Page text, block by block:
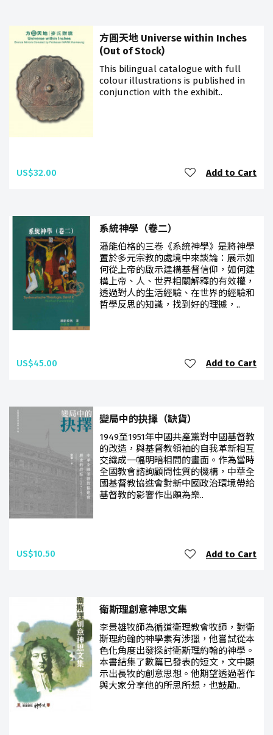
方圓天地 Universe within Inches
(Out of Stock)
This bilingual catalogue with full
colour illustrations is published in
conjunction with the exhibit..
US$32.00 Add to Cart
系統神學（卷二）
潘能伯格的三卷《系統神學》是將神學
置於多元宗教的處境中來談論：展示如
何從上帝的啟示建構基督信仰，如何建
構上帝、人、世界相關解釋的有效權，
透過對人的生活經驗、在世界的經驗和
哲學反思的知識，找到好的理據，..
US$45.00 Add to Cart
變局中的抉擇（缺貨）
1949至1951年中國共產黨對中國基督教
的改造，與基督教領袖的自我革新相互
交織成一幅明暗相間的畫面。作為當時
全國教會諮詢顧問性質的機構，中華全
國基督教協進會對新中國政治環境帶給
基督教的影響作出頗為樂..
US$10.50 Add to Cart
衛斯理創意神思文集
李景雄牧師為循道衛理教會牧師，對衛
斯理約翰的神學素有涉獵，他嘗試從本
色化角度出發探討衛斯理約翰的神學。
本書結集了數篇已發表的短文，文中顯
示出長牧的創意思想。他期望透過著作
與大家分享他的所思所想，也鼓勵..